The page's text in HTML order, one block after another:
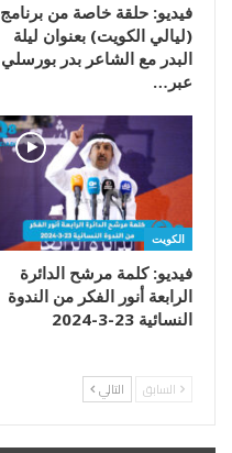
فيديو: حلقة خاصة من برنامج
(ليالي الكويت) بعنوان ليلة
البدر مع الشاعر بدر بورسلي
عبر…
الكويت
فيديو: كلمة مرشح الدائرة
الرابعة أنور الفكر من الندوة
النسائية 23-3-2024
السابق التالي